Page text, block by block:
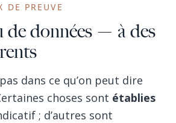
DE PREUVE
de données — à des
dans ce qu’on peut dire
choses sont établies
; d’autres sont